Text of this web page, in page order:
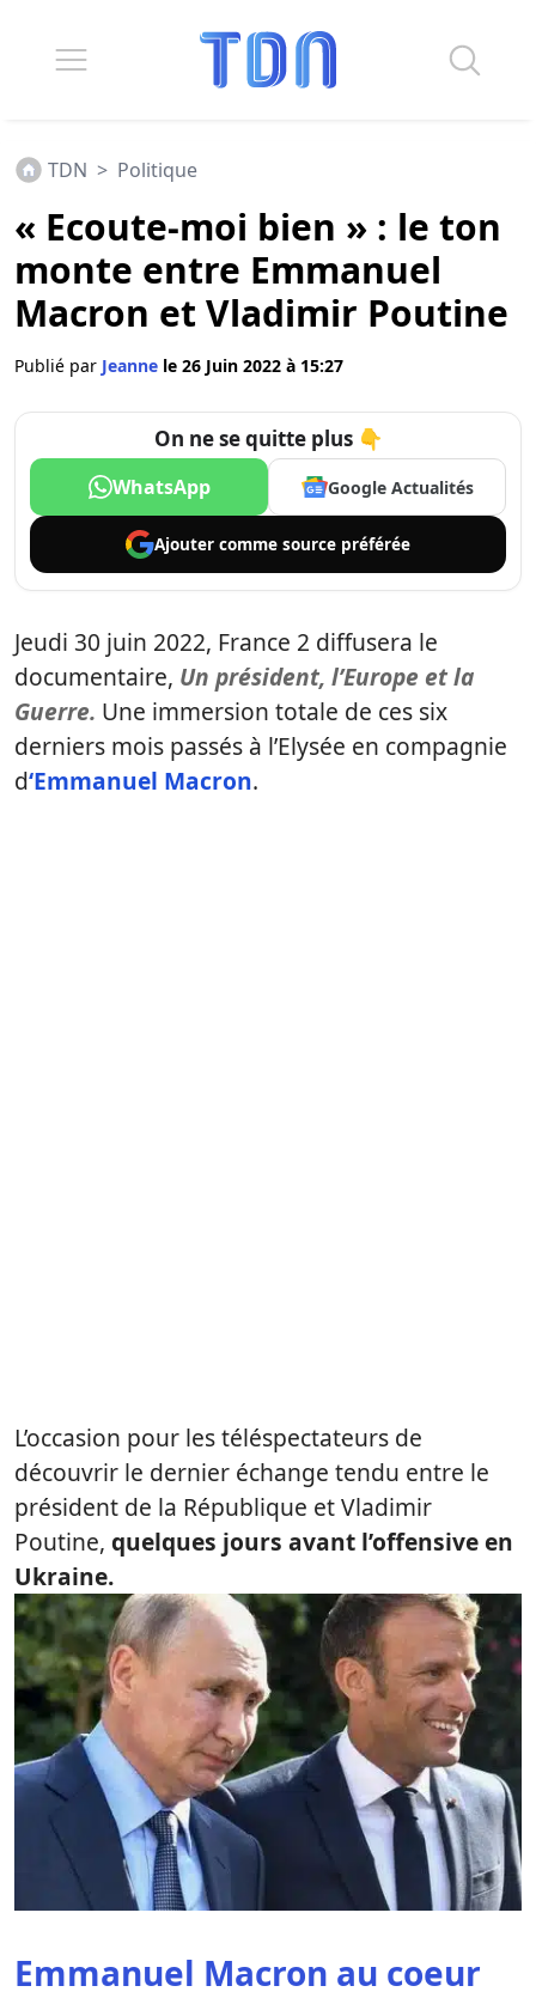
TDN > Politique
« Ecoute-moi bien » : le ton
monte entre Emmanuel
Macron et Vladimir Poutine
Publié par Jeanne le 26 Juin 2022 à 15:27
On ne se quitte plus 👇
WhatsApp Google Actualités
Ajouter comme source préférée
Jeudi 30 juin 2022, France 2 diffusera le
documentaire, Un président, l’Europe et la
Guerre. Une immersion totale de ces six
derniers mois passés à l’Elysée en compagnie
d‘Emmanuel Macron.
L’occasion pour les téléspectateurs de
découvrir le dernier échange tendu entre le
président de la République et Vladimir
Poutine, quelques jours avant l’offensive en
Ukraine.
Emmanuel Macron au coeur